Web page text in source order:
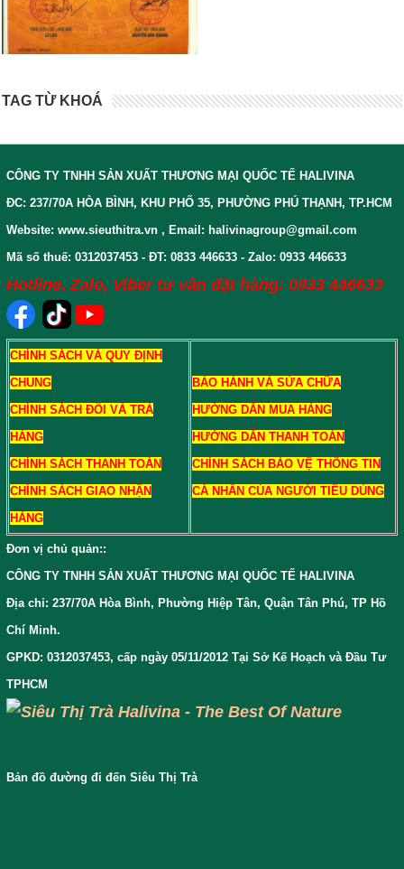
TAG TỪ KHOÁ
CÔNG TY TNHH SẢN XUẤT THƯƠNG MẠI QUỐC TẾ HALIVINA
ĐC: 237/70A HÒA BÌNH, KHU PHỐ 35, PHƯỜNG PHÚ THẠNH, TP.HCM
Website: www.sieuthitra.vn , Email: halivinagroup@gmail.com
Mã số thuế: 0312037453 - ĐT: 0833 446633 - Zalo: 0933 446633
Hotline, Zalo, Viber tư vấn đặt hàng: 0933 446633
CHÍNH SÁCH VÀ QUY ĐỊNH
CHUNG
CHÍNH SÁCH ĐỔI VÀ TRẢ
HÀNG
CHÍNH SÁCH THANH TOÁN
CHÍNH SÁCH GIAO NHẬN
HÀNG
BẢO HÀNH VÀ SỬA CHỮA
HƯỚNG DẪN MUA HÀNG
HƯỚNG DẪN THANH TOÁN
CHÍNH SÁCH BẢO VỆ THÔNG TIN
CÁ NHÂN CỦA NGƯỜI TIÊU DÙNG
Đơn vị chủ quản::
CÔNG TY TNHH SẢN XUẤT THƯƠNG MẠI QUỐC TẾ HALIVINA
Địa chỉ: 237/70A Hòa Bình, Phường Hiệp Tân, Quận Tân Phú, TP Hồ
Chí Minh.
GPKD: 0312037453, cấp ngày 05/11/2012 Tại Sở Kế Hoạch và Đầu Tư
TPHCM
Bản đồ đường đi đến Siêu Thị Trà